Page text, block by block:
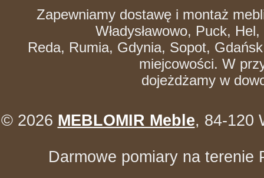
Zapewniamy dostawę i montaż
Władysławowo, Puck,
Reda, Rumia, Gdynia, Sopot,
miejcowości. W
dojeżdżamy w
© 2026 MEBLOMIR Meble, 84-120
Darmowe pomiary na terenie